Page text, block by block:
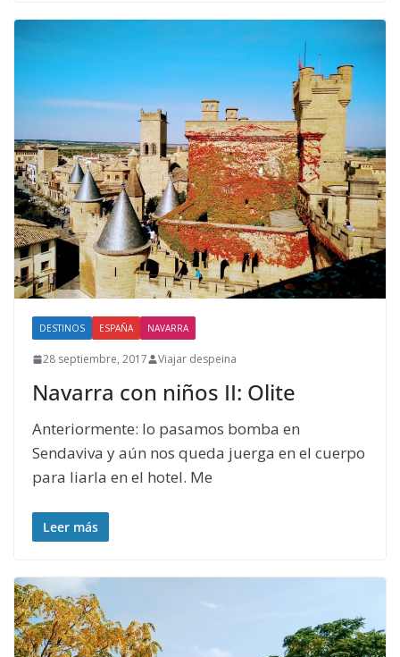
DESTINOS ESPAÑA NAVARRA
28 septiembre, 2017 Viajar despeina
Navarra con niños II: Olite
Anteriormente: lo pasamos bomba en
Sendaviva y aún nos queda juerga en el cuerpo
para liarla en el hotel. Me
Leer más